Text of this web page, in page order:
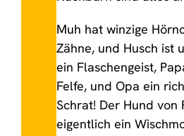
Muh hat winzige
Zähne, und Husch ist
ein Flaschengeist,
Felfe, und Opa ein
Schrat! Der Hund von
eigentlich ein